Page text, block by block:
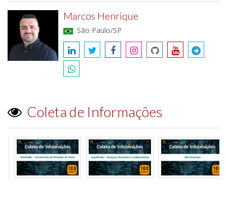
Marcos Henrique
São Paulo/SP
Coleta de Informações